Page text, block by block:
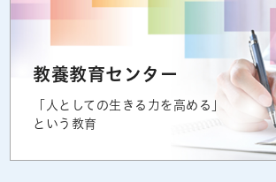
教養教育センター
「人としての生きる力を高める」
という教育